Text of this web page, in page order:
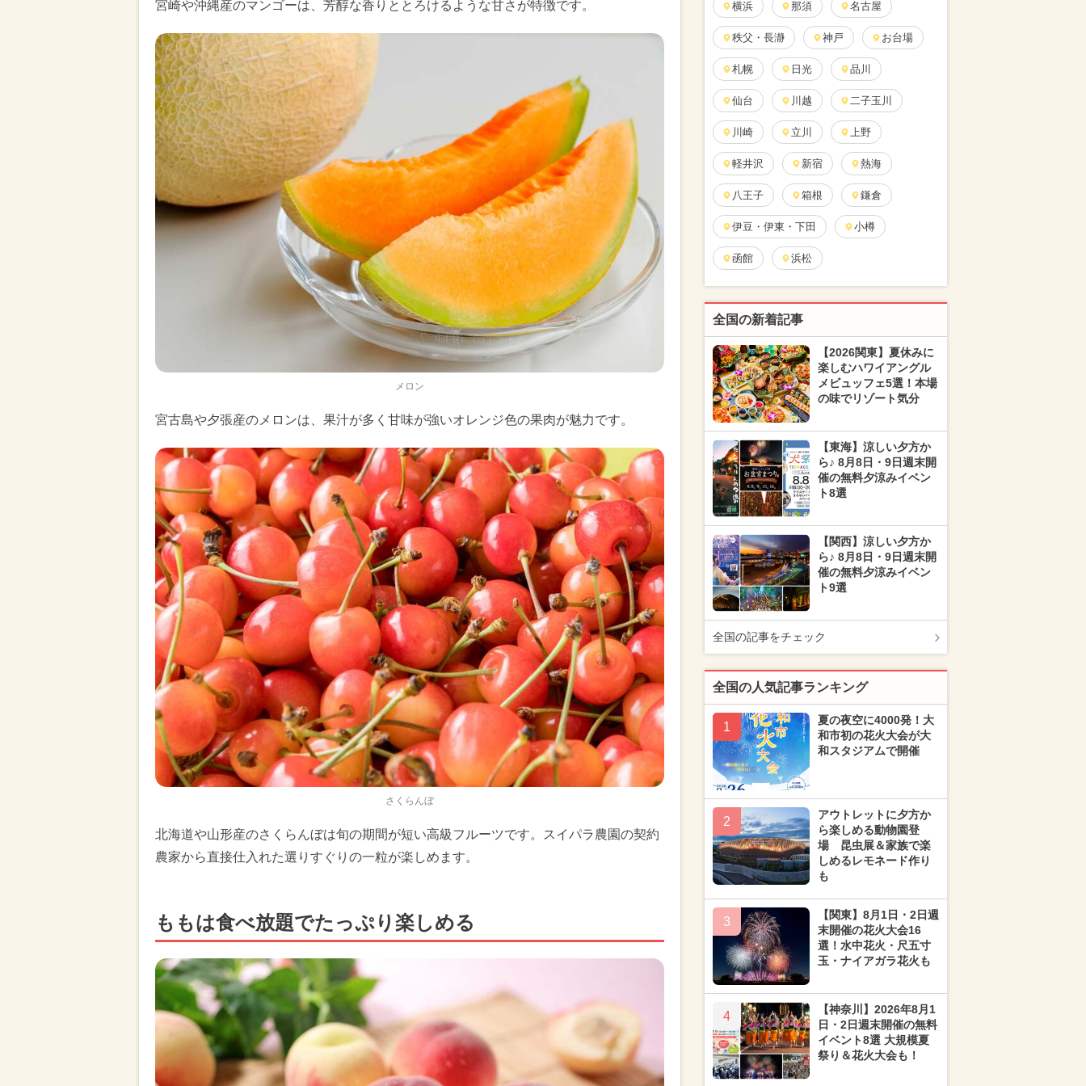
宮崎や沖縄産のマンゴーは、芳醇な香りととろけるような甘さが特徴です。
メロン
宮古島や夕張産のメロンは、果汁が多く甘味が強いオレンジ色の果肉が魅力です。
さくらんぼ
北海道や山形産のさくらんぼは旬の期間が短い高級フルーツです。スイパラ農園の契約
農家から直接仕入れた選りすぐりの一粒が楽しめます。
ももは食べ放題でたっぷり楽しめる
横浜 那須 名古屋
秩父・長瀞 神戸 お台場
札幌 日光 品川
仙台 川越 二子玉川
川崎 立川 上野
軽井沢 新宿 熱海
八王子 箱根 鎌倉
伊豆・伊東・下田 小樽
函館 浜松
全国の新着記事
【2026関東】夏休みに
楽しむハワイアングル
メビュッフェ5選！本場
の味でリゾート気分
【東海】涼しい夕方か
ら♪ 8月8日・9日週末開
催の無料夕涼みイベン
ト8選
【関西】涼しい夕方か
ら♪ 8月8日・9日週末開
催の無料夕涼みイベン
ト9選
全国の記事をチェック
全国の人気記事ランキング
1
夏の夜空に4000発！大
和市初の花火大会が大
和スタジアムで開催
2
アウトレットに夕方か
ら楽しめる動物園登
場 昆虫展＆家族で楽
しめるレモネード作り
も
3
【関東】8月1日・2日週
末開催の花火大会16
選！水中花火・尺五寸
玉・ナイアガラ花火も
4
【神奈川】2026年8月1
日・2日週末開催の無料
イベント8選 大規模夏
祭り＆花火大会も！